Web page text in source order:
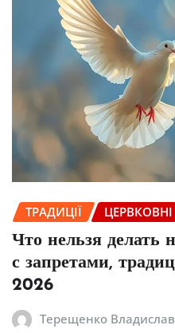
ТРАДИЦІЇ
Что нельзя делать
с запретами,
2026
Терещенко Владислав